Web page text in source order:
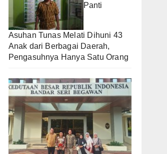
Panti
Asuhan Tunas Melati Dihuni 43
Anak dari Berbagai Daerah,
Pengasuhnya Hanya Satu Orang